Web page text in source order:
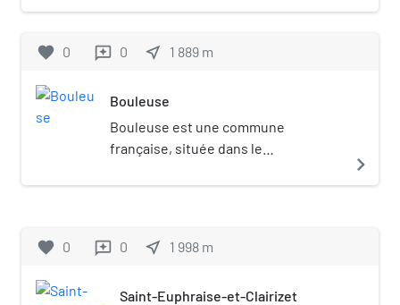
Chambrecy dans le département de
favorite 0 reviews 0 near_me 1 889 m
Bouleuse
Bouleuse est une commune
française, située dans le
Grand Est.
navigate_next
favorite 0 reviews 0 near_me 1 998 m
Saint-Euphraise-et-Clairizet